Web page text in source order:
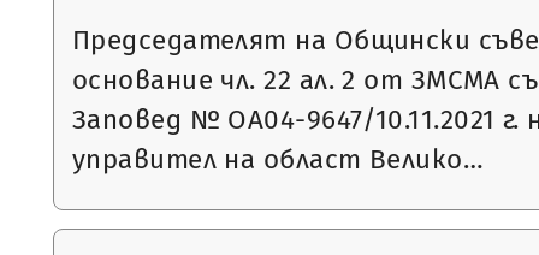
Председателят на Общински
основание чл. 22 ал. 2 от ЗМСМА
Заповед № ОА04-9647/10.11.2021 г.
управител на област Велико…